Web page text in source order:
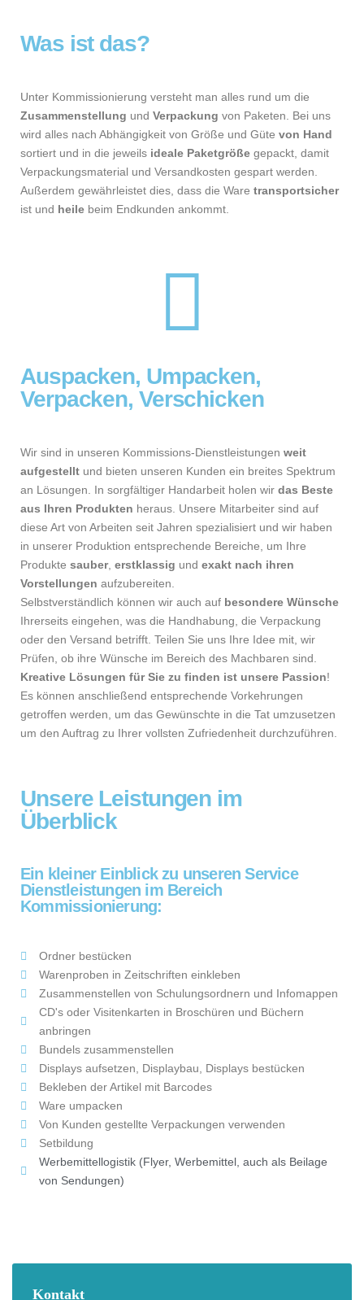
Was ist das?
Unter Kommissionierung versteht man alles rund um die
Zusammenstellung und Verpackung von Paketen. Bei uns
wird alles nach Abhängigkeit von Größe und Güte von Hand
sortiert und in die jeweils ideale Paketgröße gepackt, damit
Verpackungsmaterial und Versandkosten gespart werden.
Außerdem gewährleistet dies, dass die Ware transportsicher
ist und heile beim Endkunden ankommt.
Auspacken, Umpacken,
Verpacken, Verschicken
Wir sind in unseren Kommissions-Dienstleistungen weit
aufgestellt und bieten unseren Kunden ein breites Spektrum
an Lösungen. In sorgfältiger Handarbeit holen wir das Beste
aus Ihren Produkten heraus. Unsere Mitarbeiter sind auf
diese Art von Arbeiten seit Jahren spezialisiert und wir haben
in unserer Produktion entsprechende Bereiche, um Ihre
Produkte sauber, erstklassig und exakt nach ihren
Vorstellungen aufzubereiten.
Selbstverständlich können wir auch auf besondere Wünsche
Ihrerseits eingehen, was die Handhabung, die Verpackung
oder den Versand betrifft. Teilen Sie uns Ihre Idee mit, wir
Prüfen, ob ihre Wünsche im Bereich des Machbaren sind.
Kreative Lösungen für Sie zu finden ist unsere Passion!
Es können anschließend entsprechende Vorkehrungen
getroffen werden, um das Gewünschte in die Tat umzusetzen
um den Auftrag zu Ihrer vollsten Zufriedenheit durchzuführen.
Unsere Leistungen im
Überblick
Ein kleiner Einblick zu unseren Service
Dienstleistungen im Bereich
Kommissionierung:
Ordner bestücken
Warenproben in Zeitschriften einkleben
Zusammenstellen von Schulungsordnern und Infomappen
CD's oder Visitenkarten in Broschüren und Büchern
anbringen
Bundels zusammenstellen
Displays aufsetzen, Displaybau, Displays bestücken
Bekleben der Artikel mit Barcodes
Ware umpacken
Von Kunden gestellte Verpackungen verwenden
Setbildung
Werbemittellogistik (Flyer, Werbemittel, auch als Beilage
von Sendungen)
Kontakt